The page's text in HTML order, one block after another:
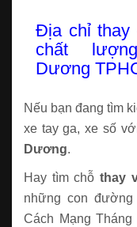
Địa chỉ thay
chất
Dương
Nếu bạn đang tìm
xe tay ga, xe số
Dương.
Hay tìm chỗ thay
những con đường
Cách Mạng